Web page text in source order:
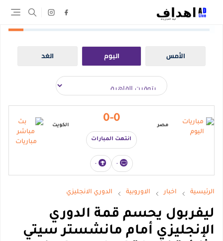
الأمس اليوم الغد
مصر
0-0
انتهت المبارات
-
-
الكويت
الرئيسية اخبار الاوروبية الدوري الانجليزي
ليفربول يحسم قمة الدوري
الإنجليزي أمام مانشستر سيتي